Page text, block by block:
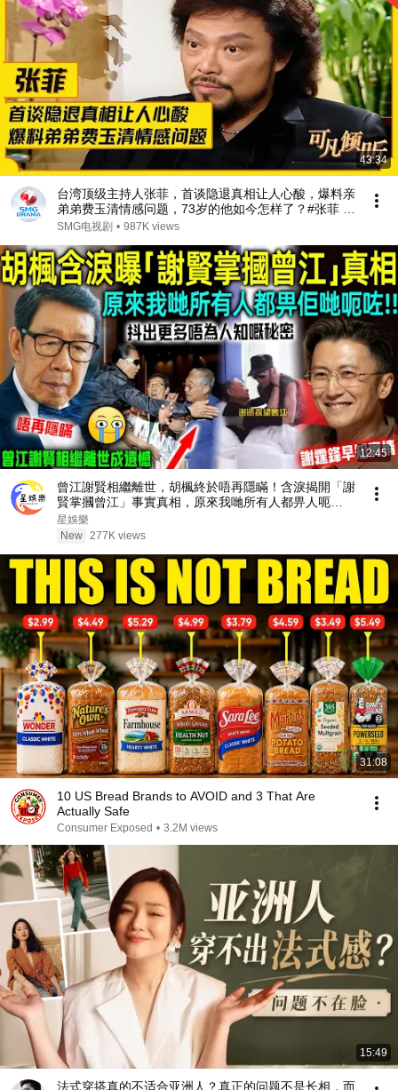
43:34
台湾顶级主持人张菲，首谈隐退真相让人心酸，爆料亲
弟弟费玉清情感问题，73岁的他如今怎样了？#张菲 #
费玉清 #可凡倾听 FULL
SMG电视剧 • 987K views
12:45
曾江謝賢相繼離世，胡楓終於唔再隱瞞！含淚揭開「謝
賢掌摑曾江」事實真相，原來我哋所有人都畀人呃
咗⋯⋯謝霆鋒早知實情！【星娛樂】#胡楓 #謝賢 #曾
江 #綜藝 #事實 #真相 #兄弟 #謝霆鋒
星娛樂
New 277K views
31:08
10 US Bread Brands to AVOID and 3 That Are
Actually Safe
Consumer Exposed • 3.2M views
15:49
法式穿搭真的不适合亚洲人？真正的问题不是长相，而